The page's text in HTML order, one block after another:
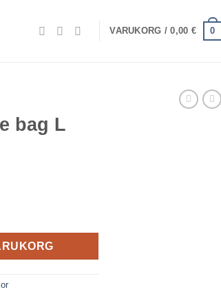
VARUKORG /0,00 € 0
bag L